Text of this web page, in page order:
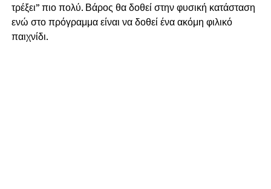
τρέξει” πιο πολύ. Βάρος θα δοθεί στην φυσική κατάσταση
ενώ στο πρόγραμμα είναι να δοθεί ένα ακόμη φιλικό
παιχνίδι.